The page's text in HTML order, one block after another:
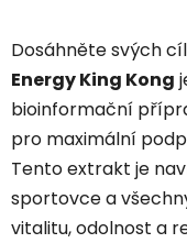
Dosáhněte svých
Energy King Kong
bioinformační
pro maximální
Tento extrakt je
sportovce a
vitalitu, odolnost a